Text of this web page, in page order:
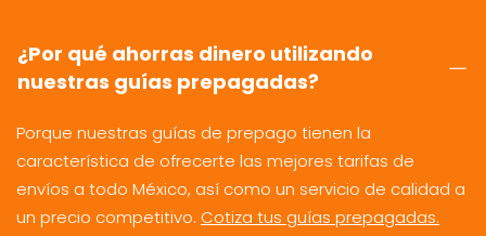
¿Por qué ahorras dinero utilizando
nuestras guías prepagadas?
Porque nuestras guías de prepago tienen la
característica de ofrecerte las mejores tarifas de
envíos a todo México, así como un servicio de calidad a
un precio competitivo. Cotiza tus guías prepagadas.